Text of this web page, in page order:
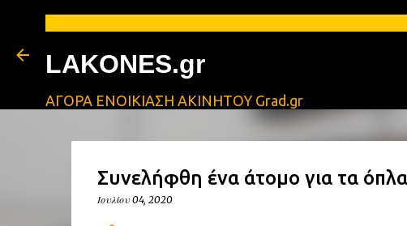
LAKONES.gr
ΑΓΟΡΑ ΕΝΟΙΚΙΑΣΗ ΑΚΙΝΗΤΟΥ Grad.gr
Συνελήφθη ένα άτομο για τα
Ιουλίου 04, 2020